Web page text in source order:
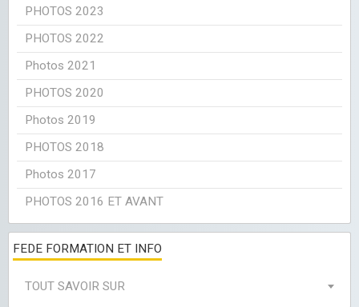
PHOTOS 2023
PHOTOS 2022
Photos 2021
PHOTOS 2020
Photos 2019
PHOTOS 2018
Photos 2017
PHOTOS 2016 ET AVANT
FEDE FORMATION ET INFO
TOUT SAVOIR SUR